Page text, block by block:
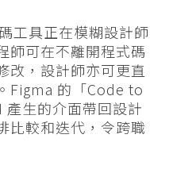
工具正在模糊設計師
師可在不離開程式碼
改，設計師亦可更直
Figma 的「Code to
產生的介面帶回設計
比較和迭代，令跨職